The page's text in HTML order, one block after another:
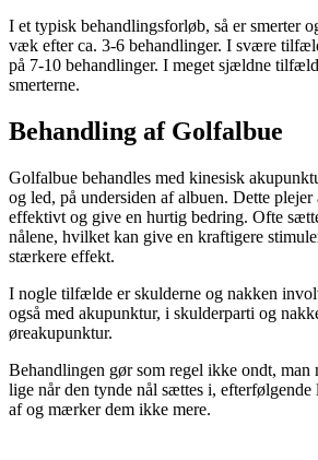
I et typisk behandlingsforløb, så er smerter
væk efter ca. 3-6 behandlinger. I svære
på 7-10 behandlinger. I meget sjældne
smerterne.
Behandling af Golfalbue
Golfalbue behandles med kinesisk
og led, på undersiden af albuen. Dette
effektivt og give en hurtig bedring. Ofte
nålene, hvilket kan give en kraftigere
stærkere effekt.
I nogle tilfælde er skulderne og nakken
også med akupunktur, i skulderparti og
øreakupunktur.
Behandlingen gør som regel ikke ondt, man
lige når den tynde nål sættes i, efterfølgende
af og mærker dem ikke mere.